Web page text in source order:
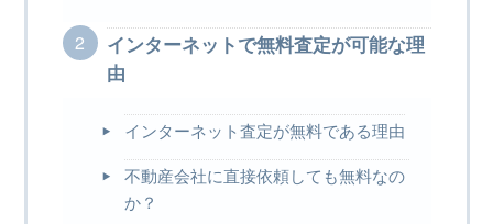
インターネットで無料査定が可能な理
由
インターネット査定が無料である理由
不動産会社に直接依頼しても無料なの
か？